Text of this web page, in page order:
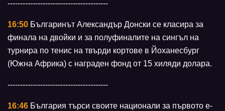
----------------------------------------
16:50 Българинът Александър Донски се класира за
финала на двойки и за полуфиналите на сингъл на
турнира по тенис на твърди кортове в Йоханесбург
(Южна Африка) с награден фонд от 15 хиляди долара.
----------------------------------------
16:46 България търси своите национали за първото е-